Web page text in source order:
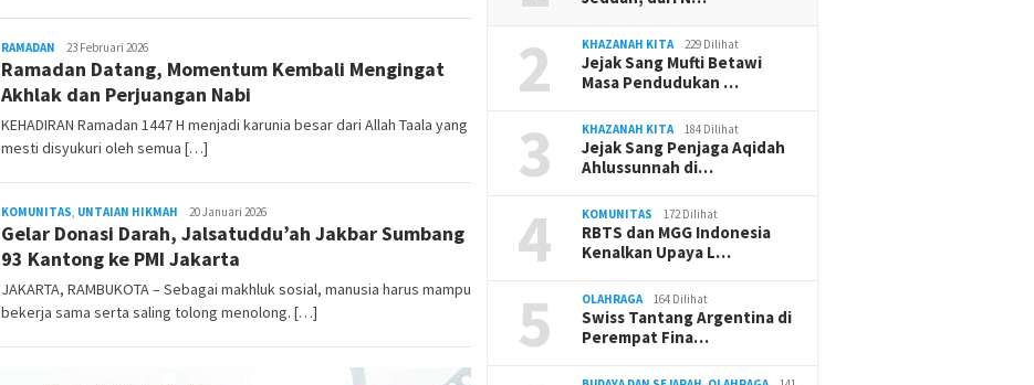
RAMADAN REDAKSI
RAMBUKOTA
23 Februari 2026
Ramadan Datang, Momentum Kembali Mengingat
Akhlak dan Perjuangan Nabi
KEHADIRAN Ramadan 1447 H menjadi karunia besar dari Allah Taala yang
mesti disyukuri oleh semua […]
KOMUNITAS, UNTAIAN HIKMAH REDAKSI
RAMBUKOTA
20 Januari 2026
Gelar Donasi Darah, Jalsatuddu’ah Jakbar Sumbang
93 Kantong ke PMI Jakarta
JAKARTA, RAMBUKOTA – Sebagai makhluk sosial, manusia harus mampu
bekerja sama serta saling tolong menolong. […]
2 KHAZANAH KITA 229 Dilihat
Jejak Sang Mufti Betawi
Masa Pendudukan …
3 KHAZANAH KITA 184 Dilihat
Jejak Sang Penjaga Aqidah
Ahlussunnah di…
4 KOMUNITAS 172 Dilihat
RBTS dan MGG Indonesia
Kenalkan Upaya L…
5 OLAHRAGA 164 Dilihat
Swiss Tantang Argentina di
Perempat Fina…